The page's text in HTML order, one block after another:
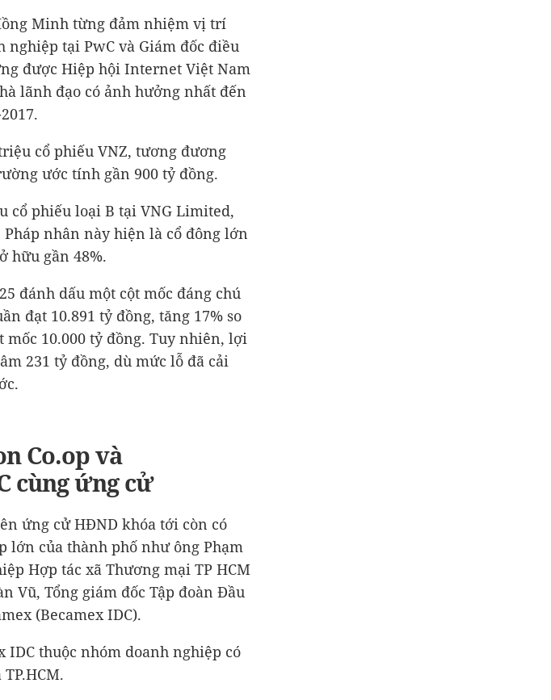
Minh từng đảm nhiệm vị trí
nghiệp tại PwC và Giám đốc điều
được Hiệp hội Internet Việt Nam
lãnh đạo có ảnh hưởng nhất đến
cổ phiếu VNZ, tương đương
ước tính gần 900 tỷ đồng.
cổ phiếu loại B tại VNG Limited,
nhân này hiện là cổ đông lớn
hữu gần 48%.
đánh dấu một cột mốc đáng chú
đạt 10.891 tỷ đồng, tăng 17% so
mốc 10.000 tỷ đồng. Tuy nhiên, lợi
231 tỷ đồng, dù mức lỗ đã cải
Co.op và
cùng ứng cử
ứng cử HĐND khóa tới còn có
lớn của thành phố như ông Phạm
Hợp tác xã Thương mại TP HCM
Vũ, Tổng giám đốc Tập đoàn Đầu
(Becamex IDC).
IDC thuộc nhóm doanh nghiệp có